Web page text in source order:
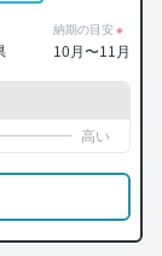
納期の目安 ※
10月〜11月